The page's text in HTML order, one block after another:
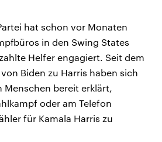
hat schon vor Monaten
in den Swing States
Helfer engagiert. Seit dem
Biden zu Harris haben sich
Menschen bereit erklärt,
oder am Telefon
für Kamala Harris zu